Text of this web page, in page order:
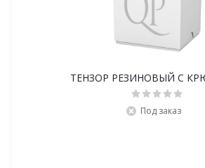
ТЕНЗОР РЕЗИНОВЫЙ С
Под заказ